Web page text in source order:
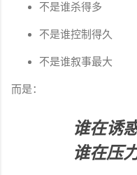
不是谁杀得多
不是谁控制得久
不是谁叙事最大
而是：
谁在诱
谁在压